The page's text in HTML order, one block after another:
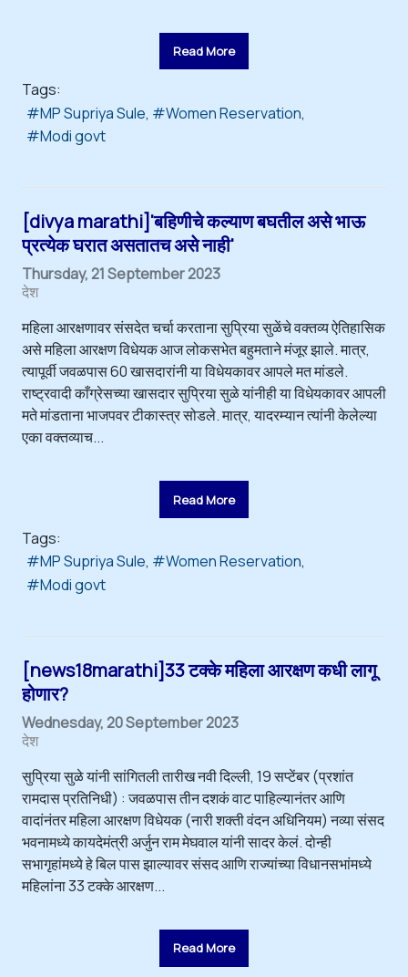
Read More
Tags:
MP Supriya Sule
Women Reservation
Modi govt
[divya marathi]'बहिणीचे कल्याण बघतील असे भाऊ
प्रत्येक घरात असतातच असे नाही'
Thursday, 21 September 2023
देश
महिला आरक्षणावर संसदेत चर्चा करताना सुप्रिया सुळेंचे वक्तव्य ऐतिहासिक
असे महिला आरक्षण विधेयक आज लोकसभेत बहुमताने मंजूर झाले. मात्र,
त्यापूर्वी जवळपास 60 खासदारांनी या विधेयकावर आपले मत मांडले.
राष्ट्रवादी काँग्रेसच्या खासदार सुप्रिया सुळे यांनीही या विधेयकावर आपली
मते मांडताना भाजपवर टीकास्त्र सोडले. मात्र, यादरम्यान त्यांनी केलेल्या
एका वक्तव्याच...
Read More
Tags:
MP Supriya Sule
Women Reservation
Modi govt
[news18marathi]33 टक्के महिला आरक्षण कधी लागू
होणार?
Wednesday, 20 September 2023
देश
सुप्रिया सुळे यांनी सांगितली तारीख नवी दिल्ली, 19 सप्टेंबर (प्रशांत
रामदास प्रतिनिधी) : जवळपास तीन दशकं वाट पाहिल्यानंतर आणि
वादांनंतर महिला आरक्षण विधेयक (नारी शक्ती वंदन अधिनियम) नव्या संसद
भवनामध्ये कायदेमंत्री अर्जुन राम मेघवाल यांनी सादर केलं. दोन्ही
सभागृहांमध्ये हे बिल पास झाल्यावर संसद आणि राज्यांच्या विधानसभांमध्ये
महिलांना 33 टक्के आरक्षण...
Read More